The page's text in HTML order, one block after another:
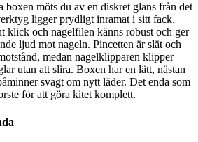
möts du av en diskret glans från det
ligger prydligt inramat i sitt fack.
klick och nagelfilen känns robust och ger
ljud mot nageln. Pincetten är slät och
medan nagelklipparen klipper
utan att slira. Boxen har en lätt, nästan
svagt om nytt läder. Det enda som
för att göra kitet komplett.